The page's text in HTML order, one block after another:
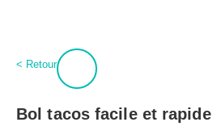
PROCURE-TOI MAGIQUES
< Retour
Bol tacos facile et rapide
À propos
BPT+